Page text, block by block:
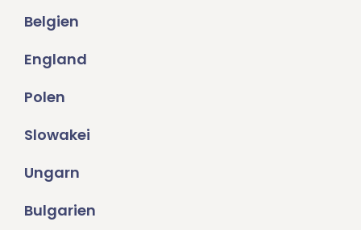
Belgien
England
Polen
Slowakei
Ungarn
Bulgarien